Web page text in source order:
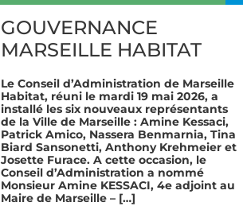
GOUVERNANCE
MARSEILLE HABITAT
Le Conseil d’Administration de Marseille
Habitat, réuni le mardi 19 mai 2026, a
installé les six nouveaux représentants
de la Ville de Marseille : Amine Kessaci,
Patrick Amico, Nassera Benmarnia, Tina
Biard Sansonetti, Anthony Krehmeier et
Josette Furace. A cette occasion, le
Conseil d’Administration a nommé
Monsieur Amine KESSACI, 4e adjoint au
Maire de Marseille – […]